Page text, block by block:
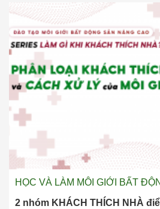
HỌC VÀ LÀM MÔI GIỚI BẤT
2 nhóm KHÁCH THÍCH NHÀ